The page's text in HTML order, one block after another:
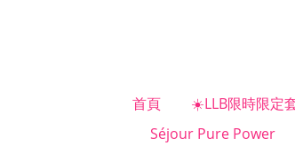
首頁 ☀️LLB限時限定
Séjour Pure Power